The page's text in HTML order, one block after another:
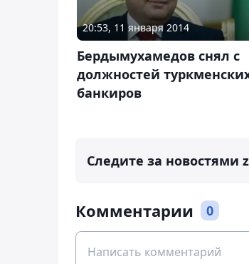
20:53, 11 января 2014
Бердымухамедов снял с
должностей
банкиров
Следите за новостями
Комментарии 0